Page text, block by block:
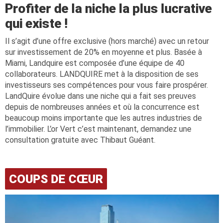
Profiter de la niche la plus lucrative
qui existe !
Il s’agit d’une offre exclusive (hors marché) avec un retour
sur investissement de 20% en moyenne et plus. Basée à
Miami, Landquire est composée d’une équipe de 40
collaborateurs. LANDQUIRE met à la disposition de ses
investisseurs ses compétences pour vous faire prospérer.
LandQuire évolue dans une niche qui a fait ses preuves
depuis de nombreuses années et où la concurrence est
beaucoup moins importante que les autres industries de
l’immobilier. L’or Vert c’est maintenant, demandez une
consultation gratuite avec Thibaut Guéant.
COUPS DE CŒUR